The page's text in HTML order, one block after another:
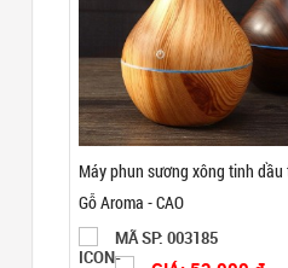
Súng massage Gun 30w - Nút
logo Mã 802
MÃ SP: SP004037